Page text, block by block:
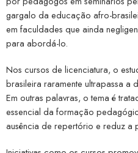
gargalo da educação afro-
em faculdades que ainda
para abordá-lo.
Nos cursos de licenciatura, o
brasileira raramente ultrapassa a
Em outras palavras, o tema é
essencial da formação
ausência de repertório e reduz a